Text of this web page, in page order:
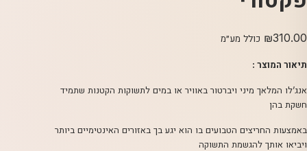
₪310.00 כולל מע״מ
תיאור המוצר :
אנג’לו המלאך מיני ויברטור באוויר או במים לתשוקות הקטנות שתמיד
חשקת בהן
באמצעות החריצים הטבועים בו הוא יגע בך באזורים האינטימיים ביותר
ויביאו אותך להגשמת התשוקה